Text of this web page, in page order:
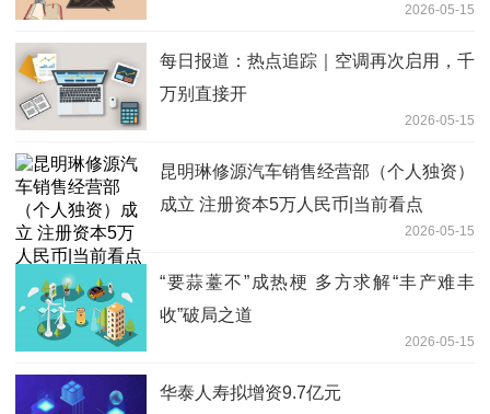
2026-05-15
每日报道：热点追踪｜空调再次启用，千
万别直接开
2026-05-15
昆明琳修源汽车销售经营部（个人独资）
成立 注册资本5万人民币|当前看点
2026-05-15
“要蒜薹不”成热梗 多方求解“丰产难丰
收”破局之道
2026-05-15
华泰人寿拟增资9.7亿元